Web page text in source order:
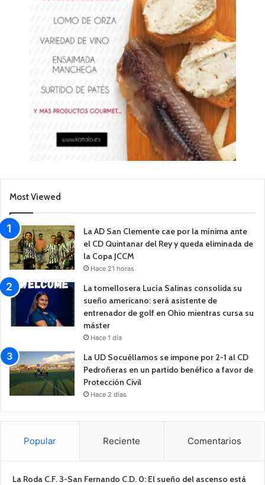
Most Viewed
La AD San Clemente cae por la mínima ante
el CD Quintanar del Rey y queda eliminada de
la Copa JCCM
Hace 21 horas
La tomellosera Lucía Salinas consolida su
sueño americano: será asistente de
entrenador de golf en Ohio mientras cursa su
máster
Hace 1 día
La UD Socuéllamos se impone por 2-1 al CD
Pedroñeras en un partido benéfico a favor de
Protección Civil
Hace 2 días
Popular Reciente Comentarios
La Roda C.F. 3-San Fernando C.D. 0: El sueño del ascenso está